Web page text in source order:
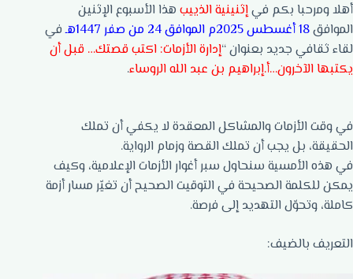
أهلا ومرحبا بكم فيإثنينية الذييب هذا الأسبوع الإثنين
الموافق18 أغسطس 2025م الموافق 24 من صفر 1447هـ
في
لقاء ثقافي جديد بعنوان “إدارة الأزمات: اكتب قصتك… قبل أن
يكتبها الآخرون…أ.إبراهيم بن عبد الله الروساء.
في وقت الأزمات والمشاكل المعقدة لا يكفي أن تملك
الحقيقة، بل يجب أن تملك القصة وزمام الرواية.
في هذه الأمسية سنحاول سبر أغوار الأزمات الإعلامية، وكيف
يمكن للكلمة الصحيحة في التوقيت الصحيح أن تغيّر مسار أزمة
كاملة، وتحوّل التهديد إلى فرصة.
التعريف بالضيف: